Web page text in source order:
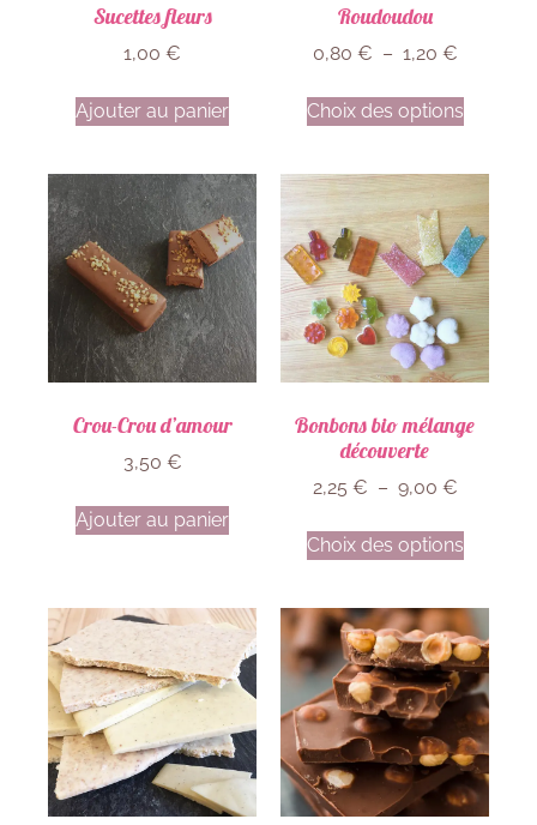
Sucettes fleurs
1,00 €
Ajouter au panier
Roudoudou
0,80 € – 1,20 €
Choix des options
Crou-Crou d’amour
3,50 €
Ajouter au panier
Bonbons bio mélange
découverte
2,25 € – 9,00 €
Choix des options